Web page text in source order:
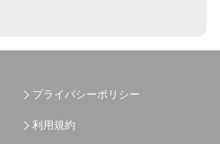
プライバシーポリシー
利用規約